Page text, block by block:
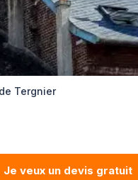
Tergnier
Je veux un devis gratuit